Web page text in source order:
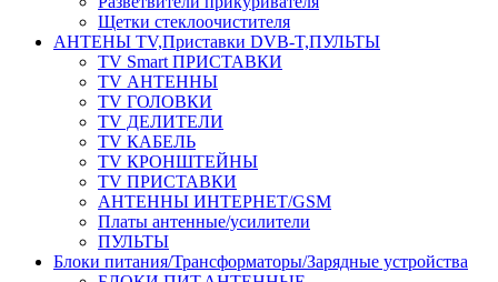
Щетки стеклоочистителя
АНТЕНЫ ТV,Приставки DVB-T,ПУЛЬТЫ
TV Smart ПРИСТАВКИ
TV АНТЕННЫ
TV ГОЛОВКИ
TV ДЕЛИТЕЛИ
TV КАБЕЛЬ
TV КРОНШТЕЙНЫ
TV ПРИСТАВКИ
АНТЕННЫ ИНТЕРНЕТ/GSM
Платы антенные/усилители
ПУЛЬТЫ
Блоки питания/Трансформаторы/Зарядные устройства